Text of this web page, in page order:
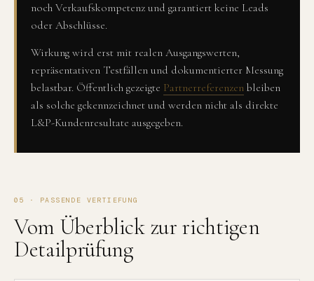
noch Verkaufskompetenz und garantiert keine Leads
oder Abschlüsse.
Wirkung wird erst mit realen Ausgangswerten,
repräsentativen Testfällen und dokumentierter Messung
belastbar. Öffentlich gezeigte Partnerreferenzen bleiben
als solche gekennzeichnet und werden nicht als direkte
L&P-Kundenresultate ausgegeben.
05 · PASSENDE VERTIEFUNG
Vom Überblick zur richtigen
Detailprüfung